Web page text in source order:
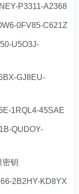
P3311-A2368
0FV85-C621Z
U5O3J-
GJ8EU-
1RQL4-45SAE
QUDOY-
密钥
2B2HY-KD8YX